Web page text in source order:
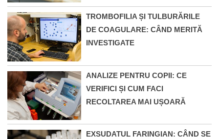
TROMBOFILIA ȘI TULBURĂRILE
DE COAGULARE: CÂND MERITĂ
INVESTIGATE
ANALIZE PENTRU COPII: CE
VERIFICI ȘI CUM FACI
RECOLTAREA MAI UȘOARĂ
EXSUDATUL FARINGIAN: CÂND SE